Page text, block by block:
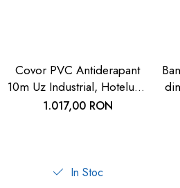
Covor PVC Antiderapant
10m Uz Industrial, Hoteluri |
Carboysafety
1.017,00 RON
In Stoc